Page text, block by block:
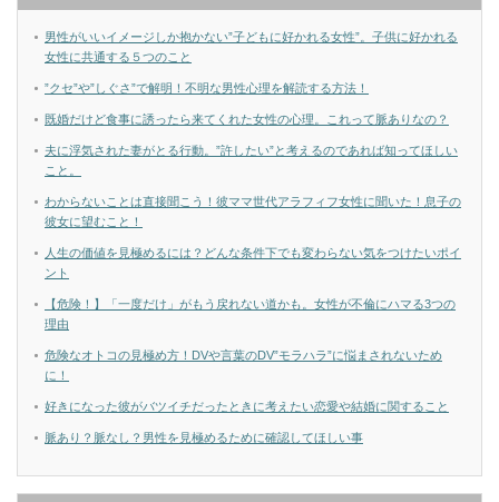
男性がいいイメージしか抱かない”子どもに好かれる女性”。子供に好かれる
女性に共通する５つのこと
”クセ”や”しぐさ”で解明！不明な男性心理を解読する方法！
既婚だけど食事に誘ったら来てくれた女性の心理。これって脈ありなの？
夫に浮気された妻がとる行動。”許したい”と考えるのであれば知ってほしい
こと。
わからないことは直接聞こう！彼ママ世代アラフィフ女性に聞いた！息子の
彼女に望むこと！
人生の価値を見極めるには？どんな条件下でも変わらない気をつけたいポイ
ント
【危険！】「一度だけ」がもう戻れない道かも。女性が不倫にハマる3つの
理由
危険なオトコの見極め方！DVや言葉のDV”モラハラ”に悩まされないため
に！
好きになった彼がバツイチだったときに考えたい恋愛や結婚に関すること
脈あり？脈なし？男性を見極めるために確認してほしい事